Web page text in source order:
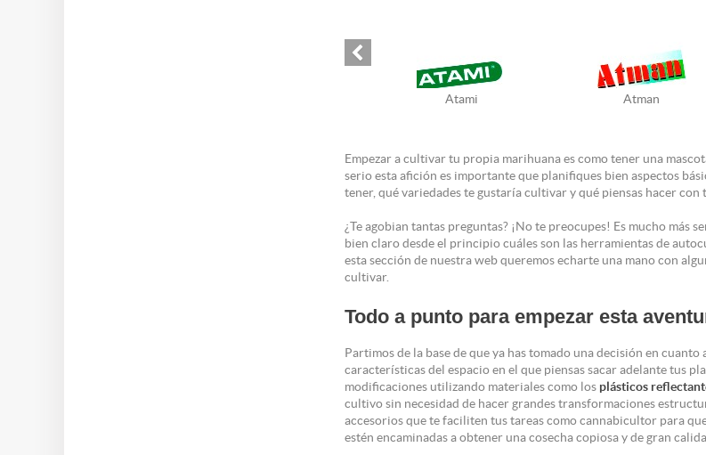
Atami Atman
Empezar a cultivar tu propia marihuana es como tener una
serio esta afición es importante que planifiques bien aspectos
tener, qué variedades te gustaría cultivar y qué piensas hacer
¿Te agobian tantas preguntas? ¡No te preocupes! Es mucho
bien claro desde el principio cuáles son las herramientas de
esta sección de nuestra web queremos echarte una mano con
cultivar.
Todo a punto para empezar esta
Partimos de la base de que ya has tomado una decisión en
características del espacio en el que piensas sacar adelante tus
modificaciones utilizando materiales como los plásticos
cultivo sin necesidad de hacer grandes transformaciones
accesorios que te faciliten tus tareas como cannabicultor para
estén encaminadas a obtener una cosecha copiosa y de gran